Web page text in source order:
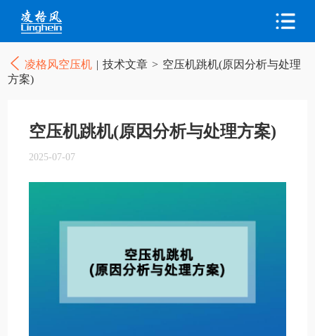
凌格风空压机 | 技术文章 > 空压机跳机(原因分析与处理
方案)
空压机跳机(原因分析与处理方案)
2025-07-07